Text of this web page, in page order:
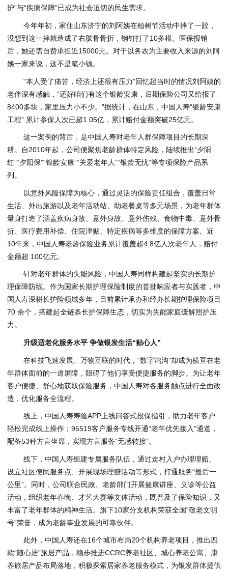
护”与“疾病保障”已成为社会迫切的民生需求。
今年年初，家住山东济宁的刘阿姨在植树节活动中摔了一跤，
没想到这一摔就造成了右肱骨骨折，钢钉打了10多根。医保报销
后，她还需自费承担近15000元。对于以务农为主要收入来源的刘阿
姨一家来说，这不是笔小钱。
“本人受了痛苦，经济上还很有压力”回忆起当时的情况刘阿姨的
老伴深有感触，“还好咱们有这个银龄安康，后期保险公司又给报了
8400多块，家里压力小不少。”据统计，在山东，中国人寿“银龄安康
工程” 累计参保人次已超1.05亿，累计赔付金额突破25亿元。
这一案例的背后，是中国人寿对老年人群保障项目的长期深
耕。自2010年起，公司便聚焦老龄群体特定风险，陆续推出“夕阳
红”“夕阳保”“银龄安康”“关爱老年人”“银龄无忧”等专项保险产品系
列。
以意外风险保障为核心，通过灵活的保险责任组合，覆盖日常
生活、外出旅游以及老年活动站、助老餐桌等多元场景，为老年群体
量身打造了涵盖疾病身故、意外身故、意外伤残、食物中毒、意外骨
折、医疗费用补偿、住院津贴、特定疾病等多维度的保障方案。近
10年来，中国人寿老龄保险业务累计覆盖超4.8亿人次老年人，赔付
金额超 100亿元。
针对老年群体的失能风险，中国人寿同样构建起坚实的长期护
理保障防线。作为国家长期护理保险制度的首批响应者与实践者，中
国人寿深耕长护险领域多年，目前累计承办和经办长期护理保险项目
70 余个，搭建起全链条长护保障生态，切实为失能家庭缓解照护压
力。
升级适老化服务水平 争做银发生活“贴心人”
在科技飞速发展、万物互联的时代，“数字鸿沟”却成为横亘在老
年群体面前的一道屏障，阻碍了他们享受便捷服务的脚步。为让老年
客户便捷、舒心地获取保险服务，中国人寿对各服务触点进行全面改
造，优化服务全流程。
线上，中国人寿寿险APP上线问答式投保指引，助力老年客户
轻松完成线上操作；95519客户服务专线开通“老年优先接入”通道，
配备53种方言坐席，实现方言服务“无感转接”。
线下，中国人寿组建专属服务队伍，通过走村入户办理理赔、
设立社区便民服务点、开展现场理赔活动等形式，打通服务“最后一
公里”。同时，公司联合民政、老龄部门开展健康讲座、义诊等公益
活动，组织老年春晚、才艺大赛等文体活动，既普及了保险知识，又
丰富了老年群体的精神生活。旗下10家分支机构荣获全国“敬老文明
号”荣誉，成为老龄事业发展的可靠伙伴。
此外，中国人寿还在16个城市布局20个机构养老项目，推出四
款“随心居”旅居产品，稳步推进CCRC养老社区、城心养老公寓、康
养旅居产品布局落地，积极探索居家养老服务模式，为银发群体提供